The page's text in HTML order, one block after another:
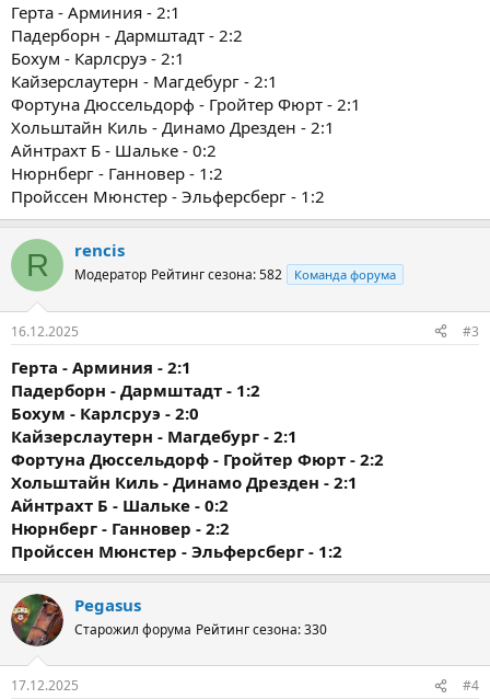
Герта - Арминия - 2:1
Падерборн - Дармштадт - 2:2
Бохум - Карлсруэ - 2:1
Кайзерслаутерн - Магдебург - 2:1
Фортуна Дюссельдорф - Гройтер Фюрт - 2:1
Хольштайн Киль - Динамо Дрезден - 2:1
Айнтрахт Б - Шальке - 0:2
Нюрнберг - Ганновер - 1:2
Пройссен Мюнстер - Эльферсберг - 1:2
R rencis
Модератор Рейтинг сезона: 582 Команда форума
16.12.2025 #3
Герта - Арминия - 2:1
Падерборн - Дармштадт - 1:2
Бохум - Карлсруэ - 2:0
Кайзерслаутерн - Магдебург - 2:1
Фортуна Дюссельдорф - Гройтер Фюрт - 2:2
Хольштайн Киль - Динамо Дрезден - 2:1
Айнтрахт Б - Шальке - 0:2
Нюрнберг - Ганновер - 2:2
Пройссен Мюнстер - Эльферсберг - 1:2
Pegasus
Старожил форума Рейтинг сезона: 330
17.12.2025 #4